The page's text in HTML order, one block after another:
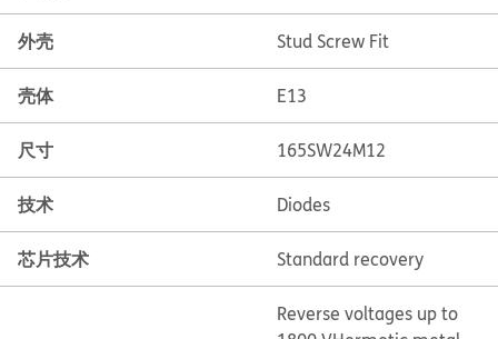
外壳 Stud Screw Fit
壳体 E13
尺寸 165SW24M12
技术 Diodes
芯片技术 Standard recovery
Reverse voltages up to